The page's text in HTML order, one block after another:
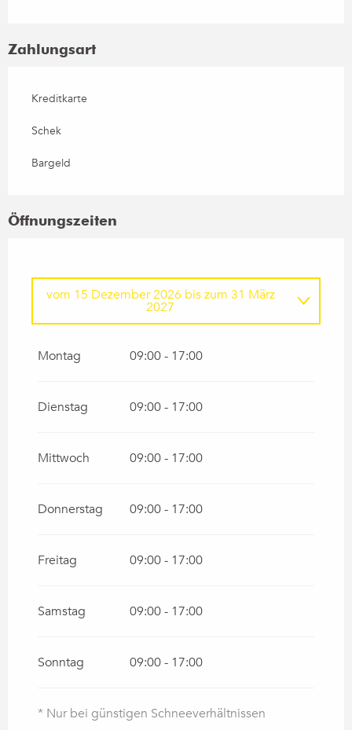
Zahlungsart
Kreditkarte
Schek
Bargeld
Öffnungszeiten
vom 15 Dezember 2026 bis zum 31 März
2027
Montag 09:00 - 17:00
Dienstag 09:00 - 17:00
Mittwoch 09:00 - 17:00
Donnerstag 09:00 - 17:00
Freitag 09:00 - 17:00
Samstag 09:00 - 17:00
Sonntag 09:00 - 17:00
* Nur bei günstigen Schneeverhältnissen